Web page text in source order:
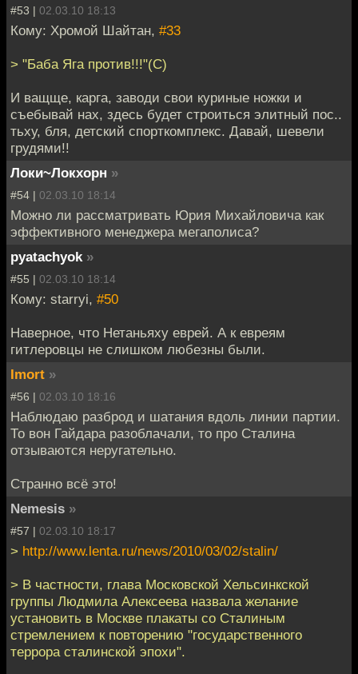
#53 | 02.03.10 18:13
Кому: Хромой Шайтан, #33
> "Баба Яга против!!!"(С)
И ващще, карга, заводи свои куриные ножки и
съебывай нах, здесь будет строиться элитный пос..
тьху, бля, детский спорткомплекс. Давай, шевели
грудями!!
Локи~Локхорн »
#54 | 02.03.10 18:14
Можно ли рассматривать Юрия Михайловича как
эффективного менеджера мегаполиса?
pyatachyok »
#55 | 02.03.10 18:14
Кому: starryi, #50
Наверное, что Нетаньяху еврей. А к евреям
гитлеровцы не слишком любезны были.
Imort »
#56 | 02.03.10 18:16
Наблюдаю разброд и шатания вдоль линии партии.
То вон Гайдара разоблачали, то про Сталина
отзываются неругательно.
Странно всё это!
Nemesis »
#57 | 02.03.10 18:17
> http://www.lenta.ru/news/2010/03/02/stalin/
> В частности, глава Московской Хельсинкской
группы Людмила Алексеева назвала желание
установить в Москве плакаты со Сталиным
стремлением к повторению "государственного
террора сталинской эпохи".